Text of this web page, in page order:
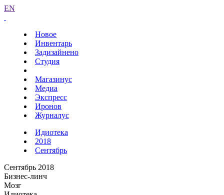
EN
Новое
Инвентарь
Задизайнено
Студия
Магазинус
Медиа
Экспресс
Иронов
Журналус
Идиотека
2018
Сентябрь
Сентябрь 2018
Бизнес-линч
Мозг